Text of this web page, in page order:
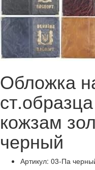
Обложка
кожзам
черный
Артикул: 03-Па